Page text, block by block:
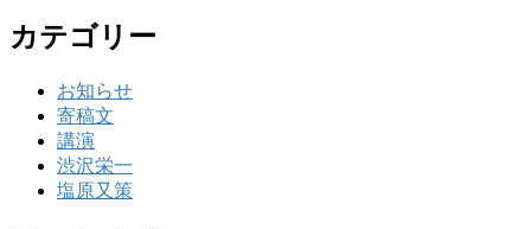
カテゴリー
お知らせ
寄稿文
講演
渋沢栄一
塩原又策